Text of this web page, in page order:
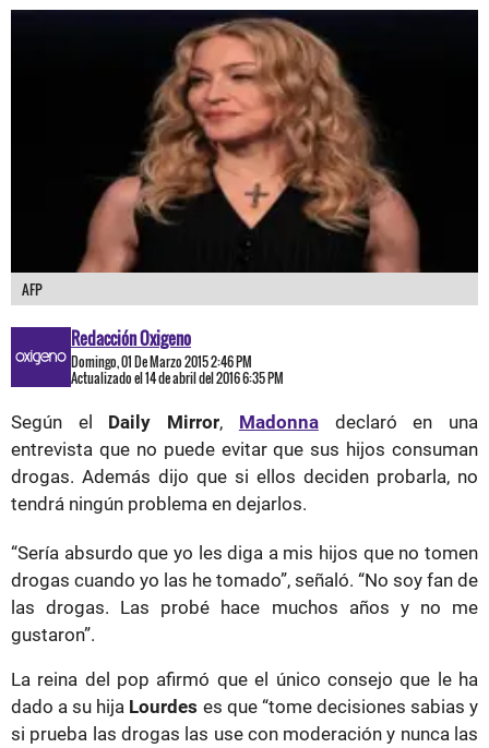
AFP
Redacción Oxigeno
Domingo, 01 De Marzo 2015 2:46 PM
Actualizado el 14 de abril del 2016 6:35 PM
Según el Daily Mirror, Madonna
declaró en una
entrevista que no puede evitar que sus hijos consuman
drogas. Además dijo que si ellos deciden probarla, no
tendrá ningún problema en dejarlos.
“Sería absurdo que yo les diga a mis hijos que no tomen
drogas cuando yo las he tomado”, señaló. “No soy fan de
las drogas. Las probé hace muchos años y no me
gustaron”.
La reina del pop afirmó que el único consejo que le ha
dado a su hija Lourdes es que “tome decisiones sabias y
si prueba las drogas las use con moderación y nunca las